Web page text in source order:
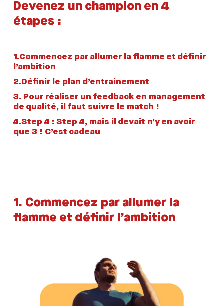
Devenez un champion en 4
étapes :
1.Commencez par allumer la flamme et définir
l’ambition
2.Définir le plan d’entrainement
3. Pour réaliser un feedback en management
de qualité, il faut suivre le match !
4.Step 4 : Step 4, mais il devait n’y en avoir
que 3 ! C’est cadeau
1. Commencez par allumer la
flamme et définir l’ambition